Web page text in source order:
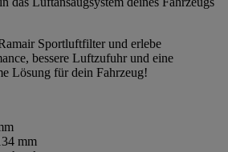
Sportluftfilter und erlebe
bessere Luftzufuhr und eine
Lösung für dein Fahrzeug!
mm